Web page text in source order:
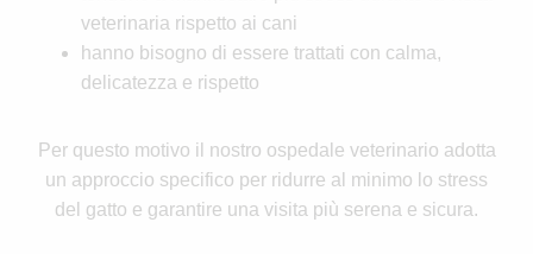
veterinaria rispetto ai cani
hanno bisogno di essere trattati con calma,
delicatezza e rispetto
Per questo motivo il nostro ospedale veterinario adotta
un approccio specifico per ridurre al minimo lo stress
del gatto e garantire una visita più serena e sicura.